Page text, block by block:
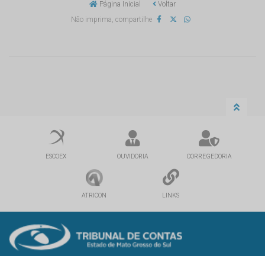
Página Inicial
Voltar
Não imprima, compartilhe
ESCOEX OUVIDORIA CORREGEDORIA
ATRICON LINKS